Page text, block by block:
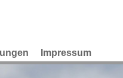
Impressum